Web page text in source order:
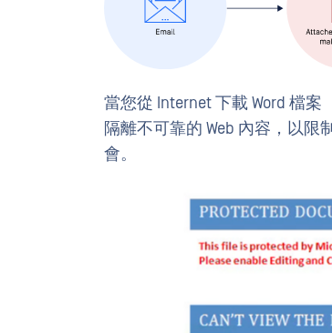
當您從 Internet 下載 Word 檔
隔離不可靠的 Web 內容，以
會。